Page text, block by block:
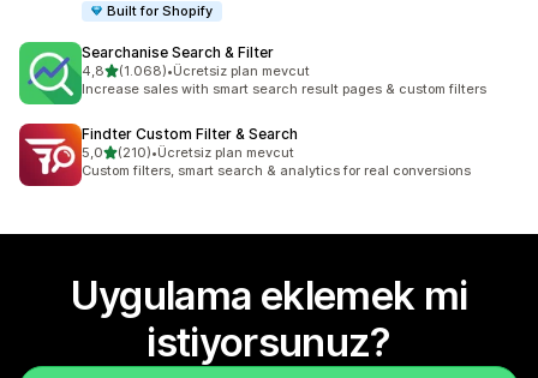
Built for Shopify
Searchanise Search & Filter
4,85 yıldız üzerinden
(1.068)
toplam 1068 değerlendirme
•Ücretsiz plan mevcut
Increase sales with smart search result pages & custom filters
Findter Custom Filter & Search
5,05 yıldız üzerinden
(210)
toplam 210 değerlendirme
•Ücretsiz plan mevcut
Custom filters, smart search & analytics for real conversions
Uygulama eklemek mi
istiyorsunuz?